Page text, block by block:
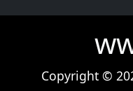
Copyright ©